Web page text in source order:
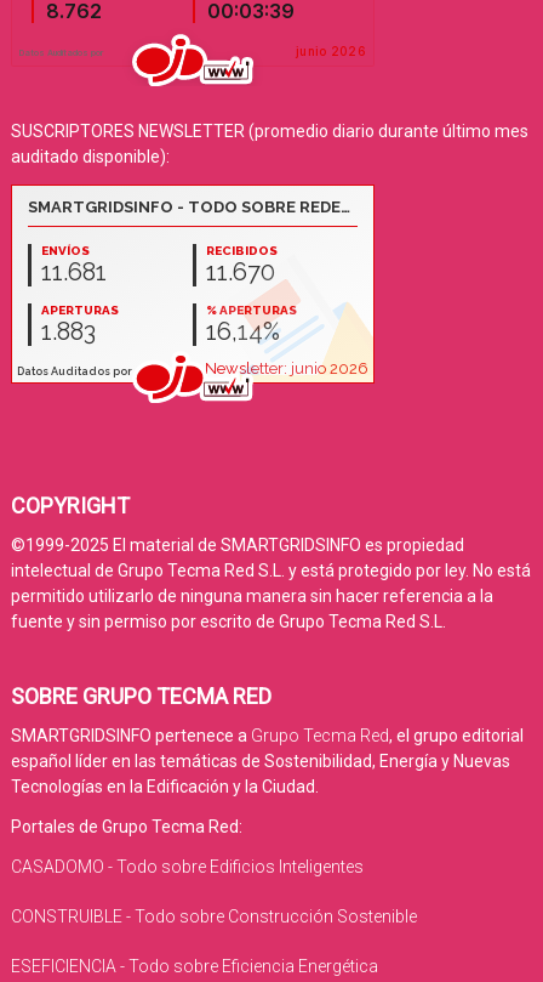
SUSCRIPTORES NEWSLETTER (promedio diario durante último mes
auditado disponible):
COPYRIGHT
©1999-2025 El material de SMARTGRIDSINFO es propiedad
intelectual de Grupo Tecma Red S.L. y está protegido por ley. No está
permitido utilizarlo de ninguna manera sin hacer referencia a la
fuente y sin permiso por escrito de Grupo Tecma Red S.L.
SOBRE GRUPO TECMA RED
SMARTGRIDSINFO pertenece a Grupo Tecma Red, el grupo editorial
español líder en las temáticas de Sostenibilidad, Energía y Nuevas
Tecnologías en la Edificación y la Ciudad.
Portales de Grupo Tecma Red:
CASADOMO - Todo sobre Edificios Inteligentes
CONSTRUIBLE - Todo sobre Construcción Sostenible
ESEFICIENCIA - Todo sobre Eficiencia Energética